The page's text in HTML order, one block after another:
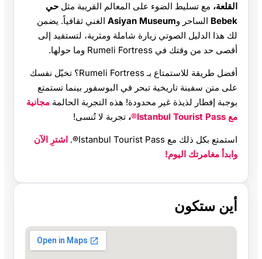
القلعة، مع تسليط الضوء على المعالم القريبة مثل حي
Bebek الساحر وAsiyan Museum الغني ثقافياً. يضمن
لك هذا الدليل الصوتي زيارة شاملة ومثرية، لتستفيد إلى
أقصى حد من وقتك في Rumeli Fortress وما حولها.
أفضل طريقة للاستمتاع بـ Rumeli Fortress؟ تخيّل نفسك
على متن سفينة تاريخية تبحر في البوسفور بينما تستمتع
بوجبة إفطار لذيذة غير محدودة! هذه التجربة الحالمة مجانية
مع Istanbul Tourist Pass®
، تجربة لا تُنسى!
استمتع بكل ذلك مع Istanbul Tourist Pass®.
اشترِ الآن
وابدأ مغامرتك اليوم!
أين ستكون